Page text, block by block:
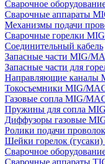
Сварочное
Сварочные аппараты
Механизмы подачи
Сварочные горелки
Соединительный кабель
Запасные части MIG/
Запасные части для
Направляющие каналы
Токосъемники MIG/
Газовые сопла MIG/
Пружины для сопла
Диффузоры газовые
Ролики подачи
Шейки горелок
Сварочное
Сварочные аппараты